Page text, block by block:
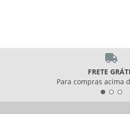
FRETE
Para compras acima